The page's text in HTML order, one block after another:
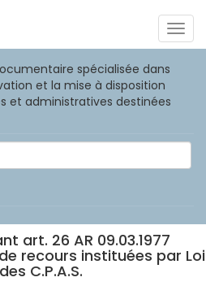
spécialisée dans
et la mise à disposition
et administratives destinées
art. 26 AR 09.03.1977
recours instituées par Loi
C.P.A.S.